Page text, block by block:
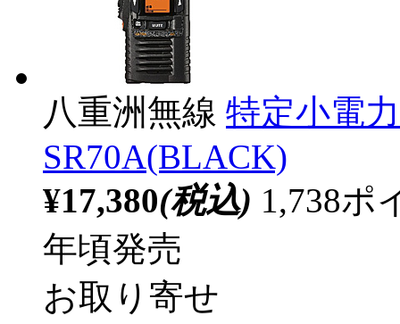
八重洲無線 特定小電
SR70A(BLACK)
¥17,380(税込) 1,738ポ
年頃発売
お取り寄せ